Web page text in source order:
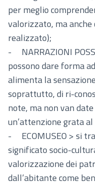
per meglio
valorizzato, ma anche
realizzato);
- NARRAZIONI
possono dare forma
alimenta la
soprattutto, di ri-
note, ma non van
un’attenzione grata al
- ECOMUSEO > si
significato socio-
valorizzazione dei
dall’abitante come